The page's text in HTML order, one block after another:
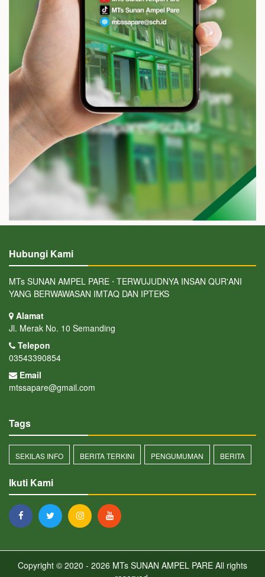
Hubungi Kami
MTs SUNAN AMPEL PARE ⋅ TERWUJUDNYA INSAN QUR'ANI
YANG BERWAWASAN IMTAQ DAN IPTEKS
Alamat
Jl. Merak No. 10 Semanding
Telepon
03543390854
Email
mtssapare@gmail.com
Tags
SEKILAS INFO BERITA TERKINI PENGUMUMAN BERITA
Ikuti Kami
Copyright © 2020 - 2026 MTs SUNAN AMPEL PARE All rights